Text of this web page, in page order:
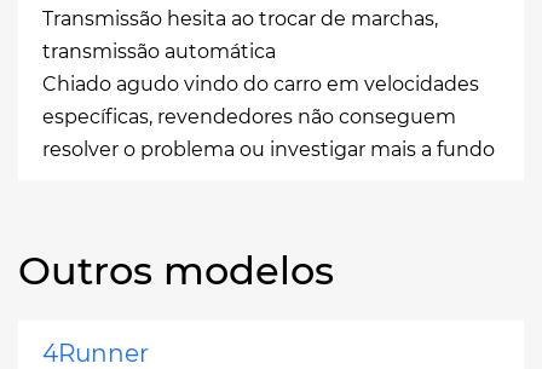
Transmissão hesita ao trocar de marchas,
transmissão automática
Chiado agudo vindo do carro em velocidades
específicas, revendedores não conseguem
resolver o problema ou investigar mais a fundo
Outros modelos
4Runner